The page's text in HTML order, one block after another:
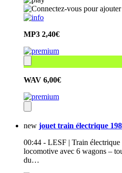
MP3 2,40€
WAV 6,00€
new jouet train électrique
00:44 - LESF | Train électrique
locomotive avec 6 wagons –
du…